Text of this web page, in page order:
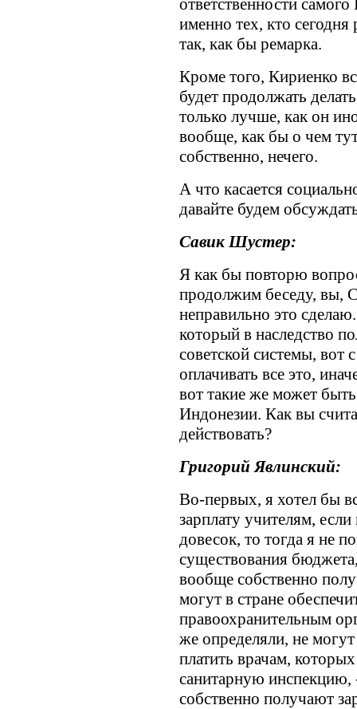
ответственности
именно тех, кто
так, как бы ремарка.
Кроме того, Кириенко
будет продолжать
только лучше, как он
вообще, как бы о чем
собственно, нечего.
А что касается
давайте будем
Савик Шустер:
Я как бы повторю
продолжим беседу, вы,
неправильно это
который в наследство
советской системы, вот
оплачивать все это,
вот такие же может
Индонезии. Как вы
действовать?
Григорий Явлинский:
Во-первых, я хотел бы
зарплату учителям,
довесок, то тогда я не
существования
вообще собственно
могут в стране
правоохранительным
же определяли, не
платить врачам,
санитарную инспекцию,
собственно получают